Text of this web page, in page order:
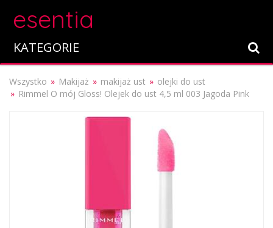
esentia
KATEGORIE
Wszystko Makijaż makijaż ust
olejki do ust
Rimmel O mój Gloss! Olejek do ust 4,5 ml 003 Jagoda Pink